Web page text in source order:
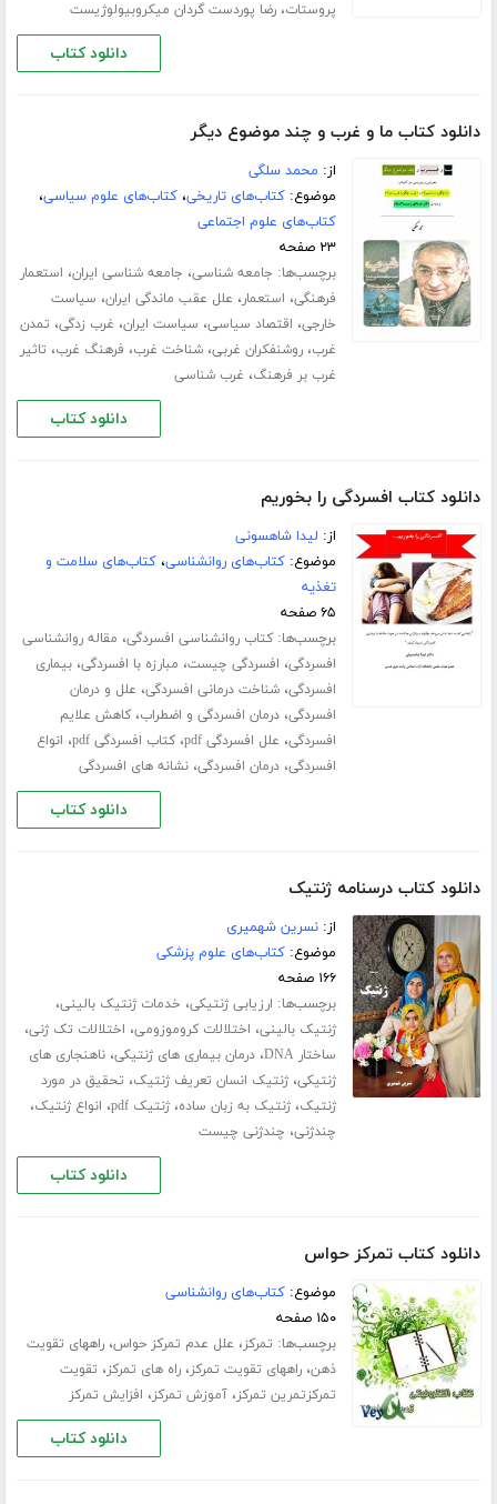
پروستات،رضا پوردست گردان میکروبیولوژیست
دانلود کتاب
دانلود کتاب ما و غرب و چند موضوع دیگر
از: محمد سلگی
موضوع:کتاب‌های تاریخی،کتاب‌های علوم سیاسی،
کتاب‌های علوم اجتماعی
۲۳ صفحه
برچسب‌ها: جامعه شناسی، جامعه شناسی ایران، استعمار
فرهنگی، استعمار، علل عقب ماندگی ایران، سیاست
خارجی، اقتصاد سیاسی، سیاست ایران، غرب زدگی، تمدن
غرب،روشنفکران غربی،شناخت غرب، فرهنگ غرب، تاثیر
غرب بر فرهنگ، غرب شناسی
دانلود کتاب
دانلود کتاب افسردگی را بخوریم
از: لیدا شاهسونی
موضوع:کتاب‌های روانشناسی،کتاب‌های سلامت و
تغذیه
۶۵ صفحه
برچسب‌ها:کتاب روانشناسی افسردگی، مقاله روانشناسی
افسردگی، افسردگی چیست، مبارزه با افسردگی،بیماری
افسردگی،شناخت درمانی افسردگی، علل و درمان
افسردگی،درمان افسردگی و اضطراب،کاهش علایم
افسردگی، علل افسردگی pdf ،کتاب افسردگی pdf ، انواع
افسردگی،درمان افسردگی،نشانه های افسردگی
دانلود کتاب
دانلود کتاب درسنامه ژنتیک
از:نسرین شهمیری
موضوع:کتاب‌های علوم پزشکی
۱۶۶ صفحه
برچسب‌ها: ارزیابی ژنتیکی، خدمات ژنتیک بالینی،
ژنتیک بالینی، اختلالات کروموزومی، اختلالات تک ژنی،
ساختار DNA ،درمان بیماری های ژنتیکی،ناهنجاری های
ژنتیکی،ژنتیک انسان تعریف ژنتیک، تحقیق در مورد
ژنتیک،ژنتیک به زبان ساده،ژنتیک pdf ، انواع ژنتیک،
چندژنی، چندژنی چیست
دانلود کتاب
دانلود کتاب تمرکز حواس
موضوع:کتاب‌های روانشناسی
۱۵۰ صفحه
برچسب‌ها: تمرکز، علل عدم تمرکز حواس،راههای تقویت
ذهن،راههای تقویت تمرکز،راه های تمرکز، تقویت
تمرکزتمرین تمرکز،آموزش تمرکز، افزایش تمرکز
دانلود کتاب